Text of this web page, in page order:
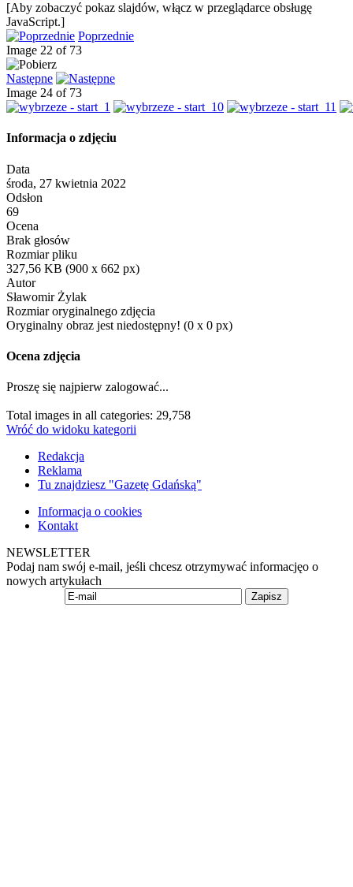
[Aby zobaczyć pokaz slajdów, włącz w przeglądarce obsługę
JavaScript.]
Poprzednie
Image 22 of 73
Następne
Image 24 of 73
Informacja o zdjęciu
Data
środa, 27 kwietnia 2022
Odsłon
69
Ocena
Brak głosów
Rozmiar pliku
327,56 KB (900 x 662 px)
Autor
Sławomir Żylak
Rozmiar oryginalnego zdjęcia
Oryginalny obraz jest niedostępny! (0 x 0 px)
Ocena zdjęcia
Proszę się najpierw zalogować...
Total images in all categories: 29,758
Wróć do widoku kategorii
Redakcja
Reklama
Tu znajdziesz "Gazetę Gdańską"
Informacja o cookies
Kontakt
NEWSLETTER
Podaj nam swój e-mail, jeśli chcesz otrzymywać informacjęo o
nowych artykułach
Zapisz